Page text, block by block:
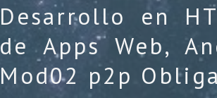
Desarrollo en
de Apps Web,
Mod02 p2p